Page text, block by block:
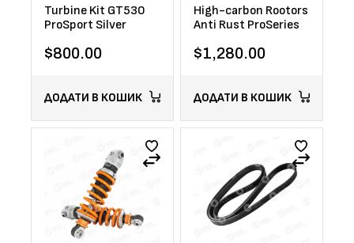
Turbine Kit GT530
ProSport Silver
$800.00
ДОДАТИ В КОШИК
High-carbon Rootors
Anti Rust ProSeries
$1,280.00
ДОДАТИ В КОШИК